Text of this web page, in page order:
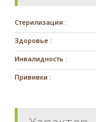
Стерилизация :
Здоровье :
Инвалидность :
Прививки :